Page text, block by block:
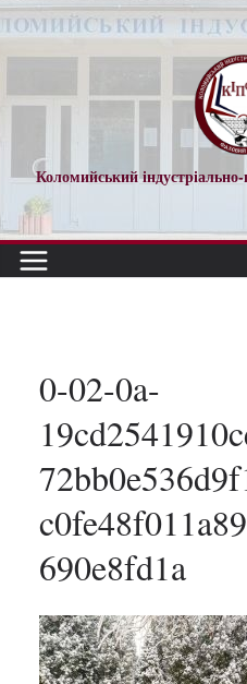
Перейти
до
Коломийський
0-02-0a-
690e8fd1a